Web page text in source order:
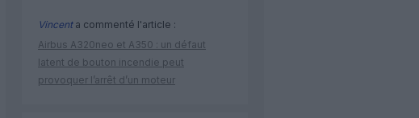
Vincenta commenté l'article :
Airbus A320neo et A350 : un défaut
latent de bouton incendie peut
provoquer l’arrêt d’un moteur